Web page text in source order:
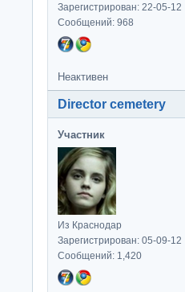
Зарегистрирован: 22-05-12
Сообщений: 968
Неактивен
Director cemetery
Участник
Из Краснодар
Зарегистрирован: 05-09-12
Сообщений: 1,420